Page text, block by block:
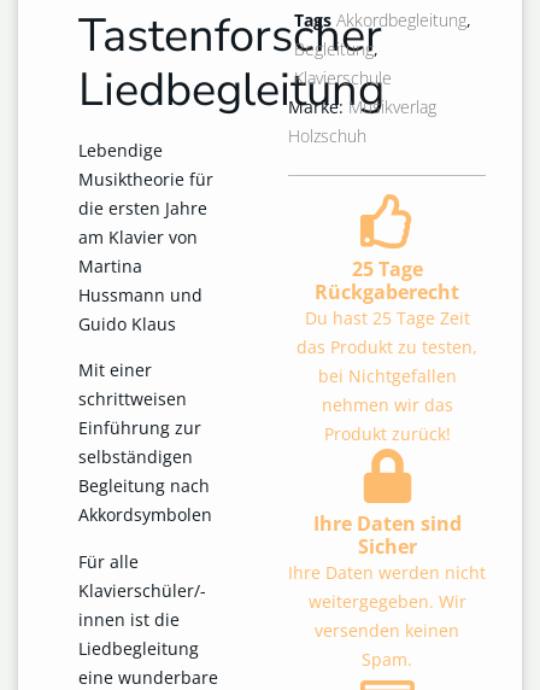
Tastenforscher
Liedbegleitung
Lebendige
Musiktheorie für
die ersten Jahre
am Klavier von
Martina
Hussmann und
Guido Klaus
Mit einer
schrittweisen
Einführung zur
selbständigen
Begleitung nach
Akkordsymbolen
Für alle
Klavierschüler/-
innen ist die
Liedbegleitung
eine wunderbare
Tags Akkordbegleitung,
Begleitung,
Klavierschule
Marke: Musikverlag
Holzschuh
25 Tage
Rückgaberecht
Du hast 25 Tage Zeit
das Produkt zu testen,
bei Nichtgefallen
nehmen wir das
Produkt zurück!
Ihre Daten sind
Sicher
Ihre Daten werden nicht
weitergegeben. Wir
versenden keinen
Spam.